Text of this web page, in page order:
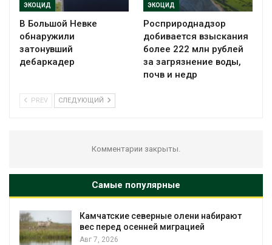
ЭКОЦИД
В Большой Невке
обнаружили
затонувший
дебаркадер
ЭКОЦИД
Росприроднадзор
добивается взыскания
более 222 млн рублей
за загрязнение воды,
почв и недр
PREV СЛЕДУЮЩИЙ
Комментарии закрыты.
Самые популярные
Камчатские северные олени набирают
вес перед осенней миграцией
Авг 7, 2026